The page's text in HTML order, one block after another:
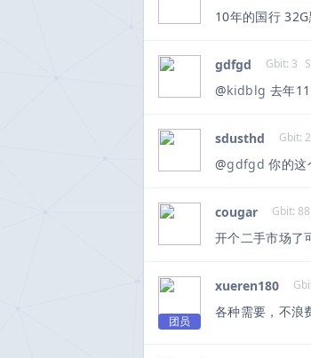
10年的国行
gdfgd Gbit: 3
@kidblg 去年
sdusthd Gbit:
@gdfgd 你的这
cougar Gbit: 88
开个二手市场了
团员
xueren180
各种需要，不浪